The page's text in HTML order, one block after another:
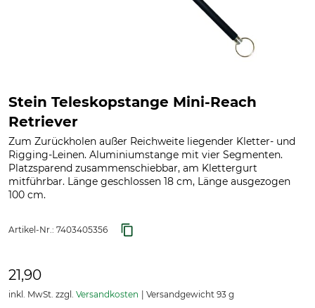
Stein Teleskopstange Mini-Reach
Retriever
Zum Zurückholen außer Reichweite liegender Kletter- und
Rigging-Leinen. Aluminiumstange mit vier Segmenten.
Platzsparend zusammenschiebbar, am Klettergurt
mitführbar. Länge geschlossen 18 cm, Länge ausgezogen
100 cm.
Artikel-Nr.: 7403405356
21,90
inkl. MwSt. zzgl. Versandkosten Versandgewicht 93 g